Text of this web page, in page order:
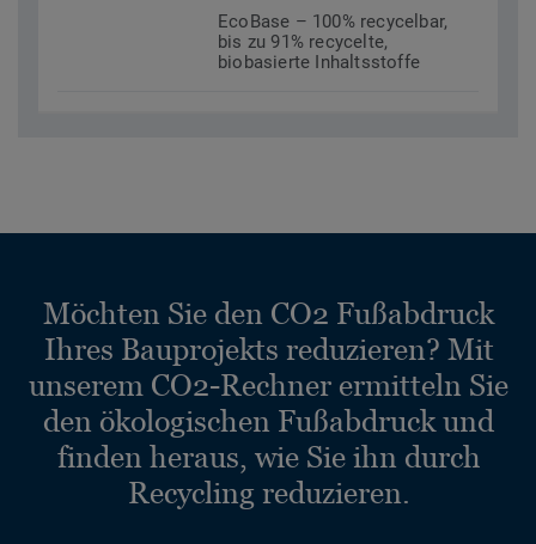
EcoBase – 100% recycelbar,
bis zu 91% recycelte,
biobasierte Inhaltsstoffe
Möchten Sie den CO2 Fußabdruck
Ihres Bauprojekts reduzieren? Mit
unserem CO2-Rechner ermitteln Sie
den ökologischen Fußabdruck und
finden heraus, wie Sie ihn durch
Recycling reduzieren.